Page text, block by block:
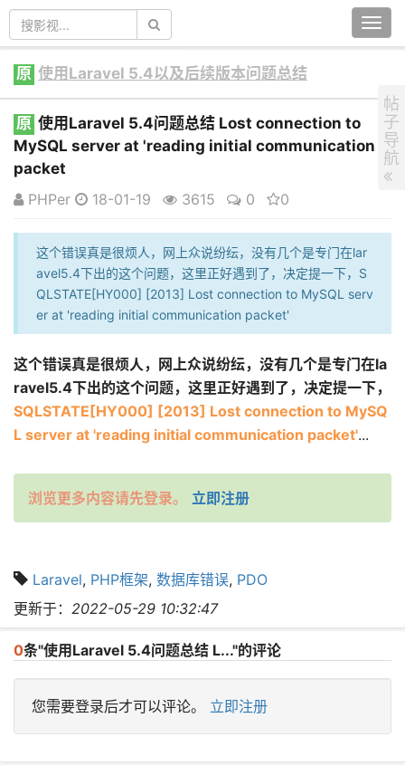
原 使用Laravel 5.4以及后续版本问题总结
原 使用Laravel 5.4问题总结 Lost connection to
MySQL server at 'reading initial communication
packet
PHPer
18-01-19 3615 0 0
这个错误真是很烦人，网上众说纷纭，没有几个是专门在lar
avel5.4下出的这个问题，这里正好遇到了，决定提一下，S
QLSTATE[HY000] [2013] Lost connection to MySQL serv
er at 'reading initial communication packet'
这个错误真是很烦人，网上众说纷纭，没有几个是专门在la
ravel5.4下出的这个问题，这里正好遇到了，决定提一下，
SQLSTATE[HY000] [2013] Lost connection to MySQ
L server at 'reading initial communication packet'...
浏览更多内容请先登录。 立即注册
Laravel, PHP框架, 数据库错误, PDO
更新于： 2022-05-29 10:32:47
0条"使用Laravel 5.4问题总结 L..."的评论
您需要登录后才可以评论。 立即注册
帖
子
导
航